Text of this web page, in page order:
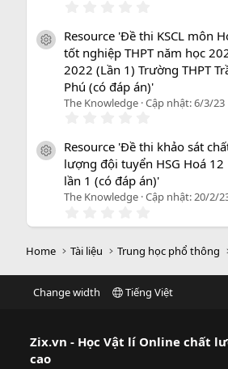
0
0
s
a
o
icon tài liệu
Resource 'Đề thi KSCL môn
tốt nghiệp THPT năm học
2022 (Lần 1) Trường THPT
Phú (có đáp án)'
The Knowledge Cập nhật:6/3/23
0
0
s
a
o
icon tài liệu
Resource 'Đề thi khảo sát
lượng đội tuyển HSG Hoá 12
lần 1 (có đáp án)'
The Knowledge Cập nhật:20/2/
.
0
s
a
Home Tài liệu Trung học phổ thông
Change width Tiếng Việt
Zix.vn - Học Vật lí Online chất
cao